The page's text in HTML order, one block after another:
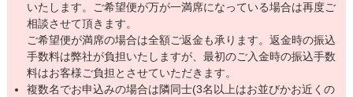
いたします。ご希望便が万が一満席になっている場合は再度ご
相談させて頂きます。
ご希望便が満席の場合は全額ご返金も承ります。返金時の振込
手数料は弊社が負担いたしますが、最初のご入金時の振込手数
料はお客様ご負担とさせていただきます。
複数名でお申込みの場合は隣同士(3名以上はお並びかお近くの